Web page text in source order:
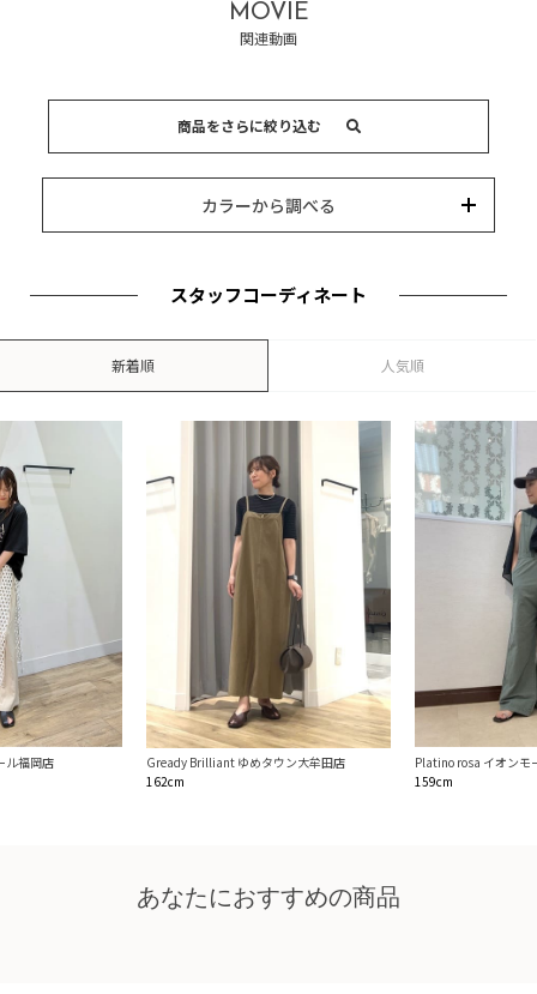
MOVIE
関連動画
商品をさらに絞り込む
ブランド
カラーから調べる
スタッフコーディネート
新着順 人気順
ル福岡店
Gready Brilliant ゆめタウン大牟田店
162cm
Platino rosa イオンモ
159cm
あなたにおすすめの商品